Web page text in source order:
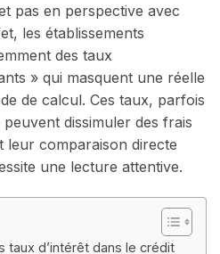
pas en perspective avec
les établissements
des taux
» qui masquent une réelle
de calcul. Ces taux, parfois
dissimuler des frais
leur comparaison directe
une lecture attentive.
taux d’intérêt dans le crédit